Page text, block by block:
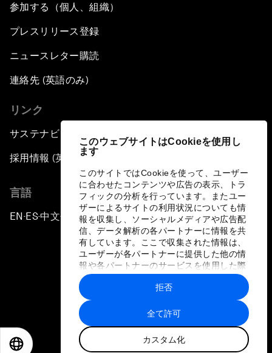
このウェブサイトはCookieを使用し
ます
このサイトではCookieを使って、ユーザー
に合わせたコンテンツや広告の表示、トラ
フィックの分析を行っています。またユー
ザーによるサイトの利用状況についても情
報を収集し、ソーシャルメディアや広告配
信、データ解析の各パートナーに情報を共
有しています。ここで収集された情報は、
ユーザーが各パートナーに提供した他の情
報や各パートナーのサービスを使用した際
に収集された情報と組み合わされ、各パー
トナーによって使用されることがありま
す。
全て許可
カスタム化
拒否
参加する（個人、組織）
プレスリリース登録
ニュースレター購読
連絡先 (英語のみ)
リンク
サステナビリティへの取り組み
採用情報 (英語のみ)
言語
EN ▪ES▪中文▪ 日本語
プライバシーポリシーと利用規約
サイトマップ
©
世界経済フォーラム